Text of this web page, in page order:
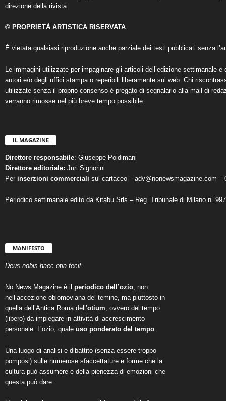
direzione della rivista.
© PROPRIETÀ ARTISTICA RISERVATA
È vietata qualsiasi riproduzione anche parziale dei testi pubblicati senza
Le immagini utilizzate per impaginare gli articoli dell’edizione settimanale
autori e/o degli uffici stampa o reperibili liberamente sul web. Chi
utilizzate senza il proprio consenso è pregato di segnalarlo alla mail di
verranno rimosse nel più breve tempo possibile.
IL MAGAZINE
Direttore responsabile: Giuseppe Poidimani
Direttore editoriale: Juri Signorini
Per inserzioni commerciali sul cartaceo – adv@nonewsmagazine.com –
Periodico settimanale edito da Kitabu Srls – Reg. Tribunale di Milano n.
MANIFESTO
Deus nobis haec otia fecit
No News Magazine è il periodico dell’ozio, non
nell’accezione oblomoviana del temine, ma piuttosto in
quella dell’Antica Roma dell’otium, ovvero del tempo
(libero) da impiegare in attività di accrescimento
personale. L’ozio, quale uso ponderato del tempo.
Una luogo di analisi e dibattito (senza essere troppo
pomposi) sulle numerose sfaccettature e forme che la
cultura può assumere e della pienezza di emozioni che
questa può dare.